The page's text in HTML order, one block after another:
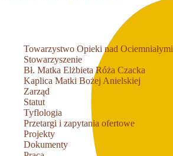
Towarzystwo Opieki nad Ociemniałymi
Stowarzyszenie
Bł. Matka Elżbieta Róża Czacka
Kaplica Matki Bożej Anielskiej
Zarząd
Statut
Tyflologia
Przetargi i zapytania ofertowe
Projekty
Dokumenty